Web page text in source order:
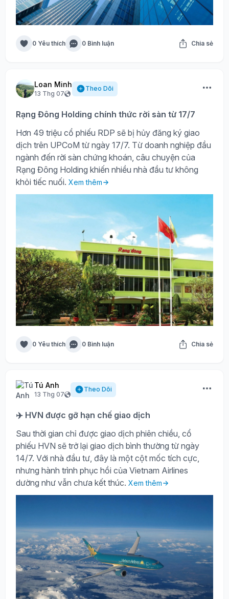
0 Yêu thích 0 Bình luận Chia sẻ
Loan Minh
13 Thg 07
Theo Dõi
Rạng Đông Holding chính thức rời sàn từ 17/7
Hơn 49 triệu cổ phiếu RDP sẽ bị hủy đăng ký giao
dịch trên UPCoM từ ngày 17/7. Từ doanh nghiệp đầu
ngành đến rời sàn chứng khoán, câu chuyện của
Rạng Đông Holding khiến nhiều nhà đầu tư không
khỏi tiếc nuối. Xem thêm
0 Yêu thích 0 Bình luận Chia sẻ
Tú Anh
13 Thg 07
Theo Dõi
✈️ HVN được gỡ hạn chế giao dịch
Sau thời gian chỉ được giao dịch phiên chiều, cổ
phiếu HVN sẽ trở lại giao dịch bình thường từ ngày
14/7. Với nhà đầu tư, đây là một cột mốc tích cực,
nhưng hành trình phục hồi của Vietnam Airlines
dường như vẫn chưa kết thúc. Xem thêm